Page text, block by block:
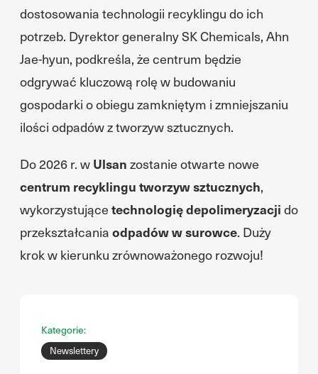
dostosowania technologii recyklingu do ich
potrzeb. Dyrektor generalny SK Chemicals, Ahn
Jae-hyun, podkreśla, że centrum będzie
odgrywać kluczową rolę w budowaniu
gospodarki o obiegu zamkniętym i zmniejszaniu
ilości odpadów z tworzyw sztucznych.
Do 2026 r. w Ulsan zostanie otwarte nowe
centrum recyklingu tworzyw sztucznych,
wykorzystujące technologię depolimeryzacji do
przekształcania odpadów w surowce. Duży
krok w kierunku zrównoważonego rozwoju!
Kategorie:
Newslettery